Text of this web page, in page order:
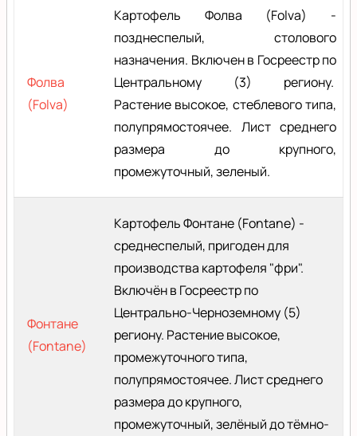
Фолва
(Folva)
Картофель Фолва (Folva) -
позднеспелый, столового
назначения. Включен в Госреестр по
Центральному (3) региону.
Растение высокое, стеблевого типа,
полупрямостоячее. Лист среднего
размера до крупного,
промежуточный, зеленый.
Фонтане
(Fontane)
Картофель Фонтане (Fontane) -
среднеспелый, пригоден для
производства картофеля "фри".
Включён в Госреестр по
Центрально-Черноземному (5)
региону. Растение высокое,
промежуточного типа,
полупрямостоячее. Лист среднего
размера до крупного,
промежуточный, зелёный до тёмно-